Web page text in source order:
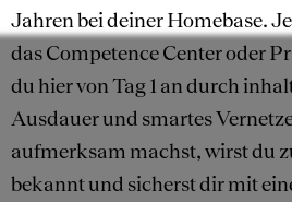
Jahren bei deiner Homebase.
das Competence Center oder
du hier von Tag 1 an durch
Ausdauer und smartes
aufmerksam machst, wirst du
bekannt und sicherst dir mit